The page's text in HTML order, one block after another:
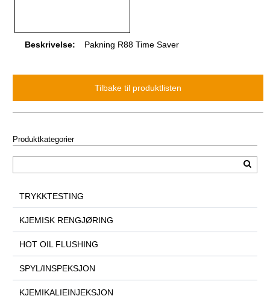
Beskrivelse: Pakning R88 Time Saver
Produktkategorier
TRYKKTESTING
KJEMISK RENGJØRING
HOT OIL FLUSHING
SPYL/INSPEKSJON
KJEMIKALIEINJEKSJON